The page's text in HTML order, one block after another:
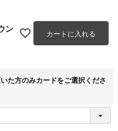
ン
カートに入れる
た方のみカードをご選択くださ